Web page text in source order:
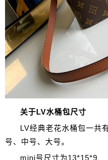
关于LV水桶包尺寸
LV经典老花水桶包一共
号、中号、大号。
mini号尺寸为13*15*9